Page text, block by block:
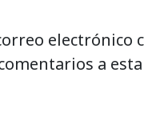
electrónico
a esta